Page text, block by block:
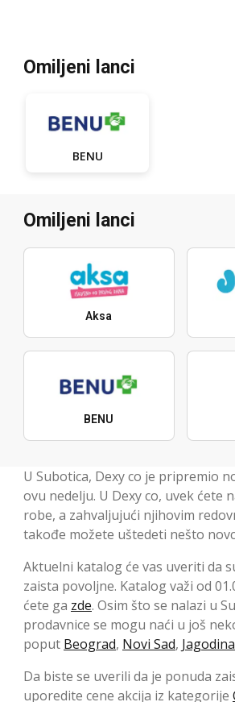
Omiljeni lanci
BENU
Omiljeni lanci
Aksa
BENU
U Subotica, Dexy co je pripremio
ovu nedelju. U Dexy co, uvek ćete
robe, a zahvaljujući njihovim
takođe možete uštedeti nešto
Aktuelni katalog će vas uveriti da
zaista povoljne. Katalog važi od
ćete ga zde. Osim što se nalazi u
prodavnice se mogu naći u još
poput Beograd, Novi Sad, Jagodina
Da biste se uverili da je ponuda
uporedite cene akcija iz kategorije